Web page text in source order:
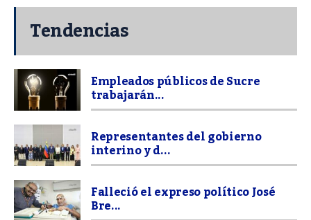
Tendencias
Empleados públicos de Sucre
trabajarán...
Representantes del gobierno
interino y d...
Falleció el expreso político José
Bre...